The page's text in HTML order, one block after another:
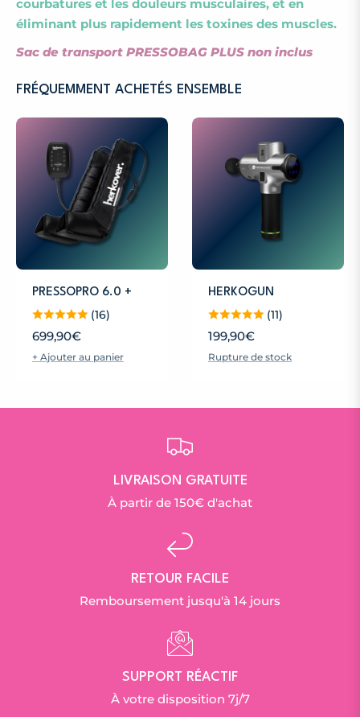
courbatures et les douleurs musculaires, et en
éliminant plus rapidement les toxines des muscles.
Sac de transport PRESSOBAG PLUS non inclus
FRÉQUEMMENT ACHETÉS ENSEMBLE
PRESSOPRO 6.0 +
(16)
Prix
699,90€
+ Ajouter au panier
HERKOGUN
(11)
Prix
199,90€
Rupture de stock
LIVRAISON GRATUITE
À partir de 150€ d'achat
RETOUR FACILE
Remboursement jusqu'à 14 jours
SUPPORT RÉACTIF
À votre disposition 7j/7